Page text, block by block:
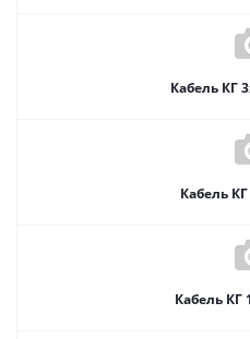
Кабель КГ
Кабель
Кабель КГ